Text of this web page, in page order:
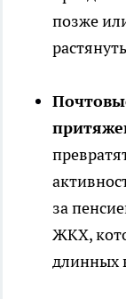
позже
за
ЖКХ,
длинных